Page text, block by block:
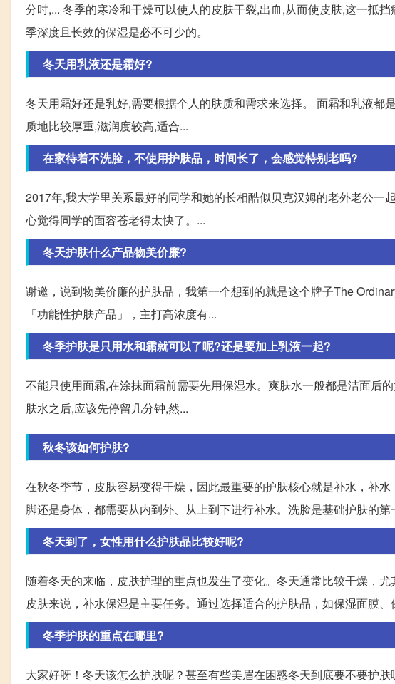
分时,... 冬季的寒冷和干燥可以使人的皮肤干裂,出血,从而使皮肤,这一抵
季深度且长效的保湿是必不可少的。
冬天用乳液还是霜好?
冬天用霜好还是乳好,需要根据个人的肤质和需求来选择。 面霜和乳液都
质地比较厚重,滋润度较高,适合...
在家待着不洗脸，不使用护肤品，时间长了，会感觉特别老吗?
2017年,我大学里关系最好的同学和她的长相酷似贝克汉姆的老外老公
心觉得同学的面容苍老得太快了。...
冬天护肤什么产品物美价廉?
谢邀，说到物美价廉的护肤品，我第一个想到的就是这个牌子The
「功能性护肤产品」，主打高浓度有...
冬季护肤是只用水和霜就可以了呢?还是要加上乳液一起?
不能只使用面霜,在涂抹面霜前需要先用保湿水。爽肤水一般都是洁面后
肤水之后,应该先停留几分钟,然...
秋冬该如何护肤?
在秋冬季节，皮肤容易变得干燥，因此最重要的护肤核心就是补水，补
脚还是身体，都需要从内到外、从上到下进行补水。洗脸是基础护肤的第
冬天到了，女性用什么护肤品比较好呢?
随着冬天的来临，皮肤护理的重点也发生了变化。冬天通常比较干燥，
皮肤来说，补水保湿是主要任务。通过选择适合的护肤品，如保湿面膜、
冬季护肤的重点在哪里?
大家好呀！冬天该怎么护肤呢？甚至有些美眉在困惑冬天到底要不要护